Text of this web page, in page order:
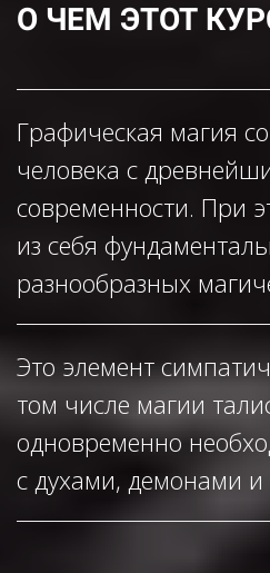
О ЧЕМ ЭТОТ
Графическая магия
человека с
современности. При
из себя
разнообразных
Это элемент
том числе магии
одновременно
с духами, демонами и